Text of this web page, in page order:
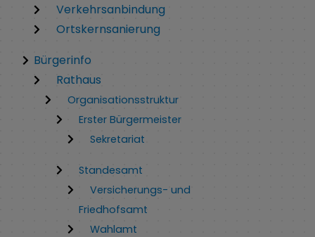
Verkehrsanbindung
Ortskernsanierung
Bürgerinfo
Rathaus
Organisationsstruktur
Erster Bürgermeister
Sekretariat
Standesamt
Versicherungs- und
Friedhofsamt
Wahlamt